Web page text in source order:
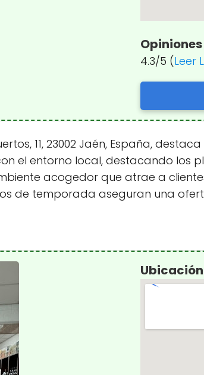
Opiniones
4.3/5 (Leer
11, 23002 Jaén, España,
el entorno local, destacando los
acogedor que atrae a
de temporada aseguran una